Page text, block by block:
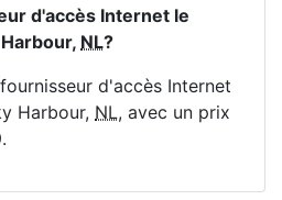
d'accès Internet le
NL?
d'accès Internet
Harbour, NL, avec un prix